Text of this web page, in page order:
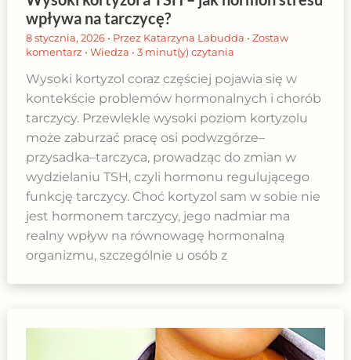
wpływa na tarczycę?
8 stycznia, 2026 • Przez Katarzyna Labudda • Zostaw
komentarz • Wiedza • 3 minut(y) czytania
Wysoki kortyzol coraz częściej pojawia się w
kontekście problemów hormonalnych i chorób
tarczycy. Przewlekle wysoki poziom kortyzolu
może zaburzać pracę osi podwzgórze–
przysadka–tarczyca, prowadząc do zmian w
wydzielaniu TSH, czyli hormonu regulującego
funkcję tarczycy. Choć kortyzol sam w sobie nie
jest hormonem tarczycy, jego nadmiar ma
realny wpływ na równowagę hormonalną
organizmu, szczególnie u osób z